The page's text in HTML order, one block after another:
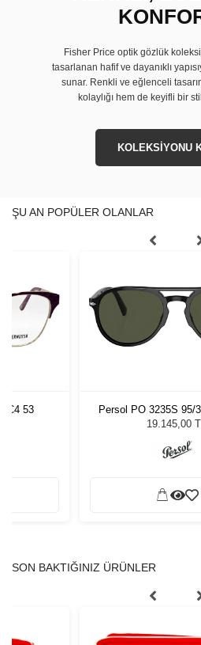
Fisher Price optik gözlük
tasarlanan hafif ve dayanıklı
sunar. Renkli ve eğlenceli
kolaylığı hem de keyifli bir
KOLEKSİYONU
ŞU AN POPÜLER OLANLAR
C4 53
Persol PO 3235S 95/
Güneş
19.145,00
SON BAKTIĞINIZ ÜRÜNLER